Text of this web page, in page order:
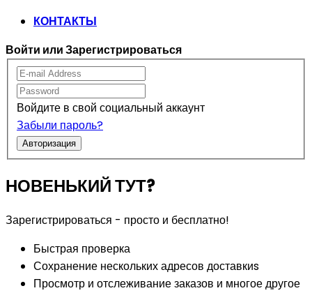
КОНТАКТЫ
Войти или Зарегистрироваться
Войдите в свой социальный аккаунт
Забыли пароль?
Авторизация
НОВЕНЬКИЙ ТУТ?
Зарегистрироваться - просто и бесплатно!
Быстрая проверка
Сохранение нескольких адресов доставкиs
Просмотр и отслеживание заказов и многое другое